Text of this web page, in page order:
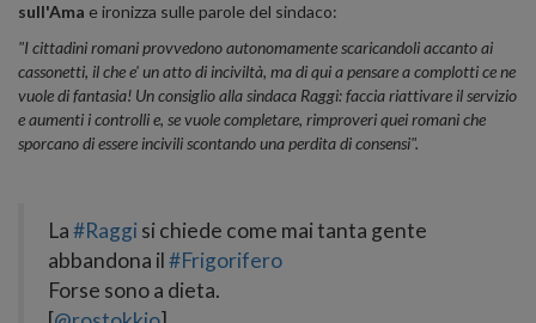
sull'Ama e ironizza sulle parole del sindaco:
"I cittadini romani provvedono autonomamente scaricandoli accanto ai
cassonetti, il che e' un atto di inciviltà, ma di qui a pensare a complotti ce ne
vuole di fantasia! Un consiglio alla sindaca Raggi: faccia riattivare il servizio
e aumenti i controlli e, se vuole completare, rimproveri quei romani che
sporcano di essere incivili scontando una perdita di consensi".
La#Raggi si chiede come mai tanta gente
abbandona il#Frigorifero
Forse sono a dieta.